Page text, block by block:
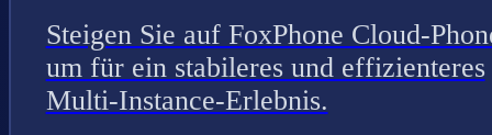
Steigen Sie auf FoxPhone Cloud-
um für ein stabileres und effizienteres
Multi-Instance-Erlebnis.